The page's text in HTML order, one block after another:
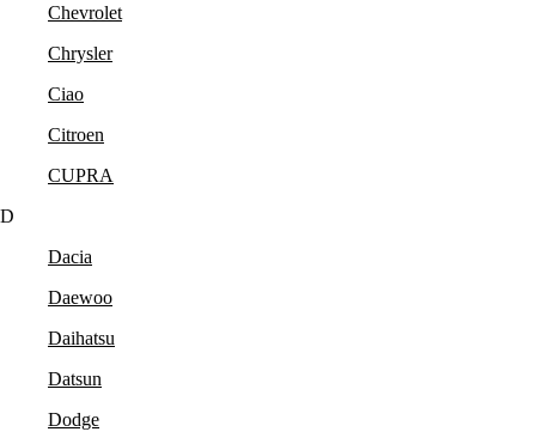
Chevrolet
Chrysler
Ciao
Citroen
CUPRA
D
Dacia
Daewoo
Daihatsu
Datsun
Dodge